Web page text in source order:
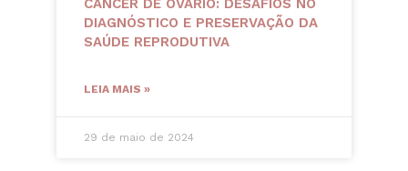
CÂNCER DE OVÁRIO: DESAFIOS NO
DIAGNÓSTICO E PRESERVAÇÃO DA
SAÚDE REPRODUTIVA
LEIA MAIS »
29 de maio de 2024